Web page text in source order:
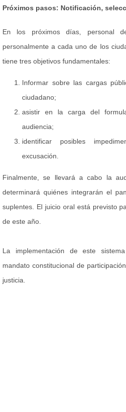
Próximos pasos: Notificación,
En los próximos días, personal
personalmente a cada uno de los
tiene tres objetivos fundamentales:
Informar sobre las cargas
ciudadano;
asistir en la carga del
audiencia;
identificar posibles
excusación.
Finalmente, se llevará a cabo la
determinará quiénes integrarán el
suplentes. El juicio oral está previsto
de este año.
La implementación de este
mandato constitucional de
justicia.